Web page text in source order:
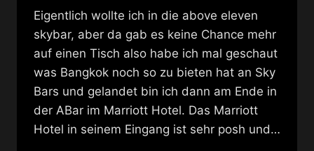
Eigentlich wollte ich in die above eleven
skybar, aber da gab es keine Chance mehr
auf einen Tisch also habe ich mal geschaut
was Bangkok noch so zu bieten hat an Sky
Bars und gelandet bin ich dann am Ende in
der ABar im Marriott Hotel. Das Marriott
Hotel in seinem Eingang ist sehr posh und…